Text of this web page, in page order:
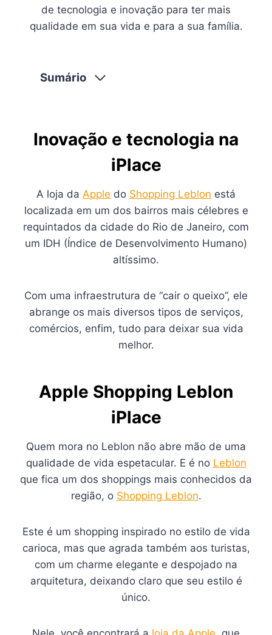
de tecnologia e inovação para ter mais
qualidade em sua vida e para a sua família.
Sumário
Inovação e tecnologia na
iPlace
A loja da Apple do Shopping Leblon está
localizada em um dos bairros mais célebres e
requintados da cidade do Rio de Janeiro, com
um IDH (Índice de Desenvolvimento Humano)
altíssimo.
Com uma infraestrutura de “cair o queixo”, ele
abrange os mais diversos tipos de serviços,
comércios, enfim, tudo para deixar sua vida
melhor.
Apple Shopping Leblon
iPlace
Quem mora no Leblon não abre mão de uma
qualidade de vida espetacular. E é no Leblon
que fica um dos shoppings mais conhecidos da
região, o Shopping Leblon.
Este é um shopping inspirado no estilo de vida
carioca, mas que agrada também aos turistas,
com um charme elegante e despojado na
arquitetura, deixando claro que seu estilo é
único.